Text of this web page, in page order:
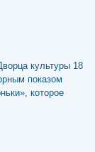
культуры 18
показом
которое